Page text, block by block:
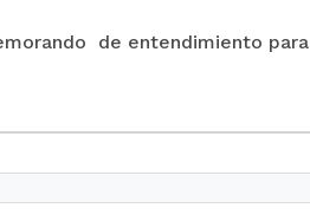
de entendimiento para